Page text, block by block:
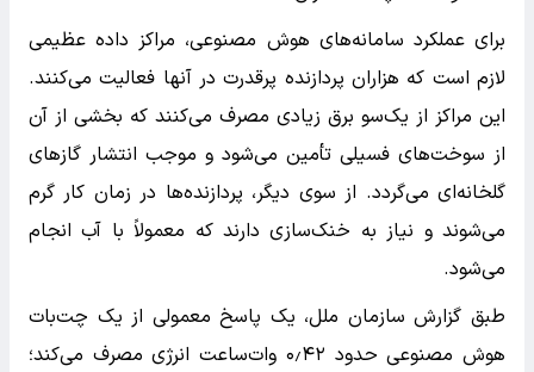
برای عملکرد سامانه‌های هوش مصنوعی، مراکز داده عظیمی
لازم است که هزاران پردازنده پرقدرت در آنها فعالیت می‌کنند.
این مراکز از یک‌سو برق زیادی مصرف می‌کنند که بخشی از آن
از سوخت‌های فسیلی تأمین می‌شود و موجب انتشار گازهای
گلخانه‌ای می‌گردد. از سوی دیگر، پردازنده‌ها در زمان کار گرم
می‌شوند و نیاز به خنک‌سازی دارند که معمولاً با آب انجام
می‌شود.
طبق گزارش سازمان ملل، یک پاسخ معمولی از یک چت‌بات
هوش مصنوعی حدود ۰٫۴۲ وات‌ساعت انرژی مصرف می‌کند؛